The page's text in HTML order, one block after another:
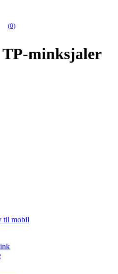
(0)
minksjaler
til mobil